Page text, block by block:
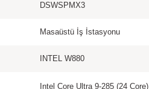
DSWSPMX3
Masaüstü İş İstasyonu
INTEL W880
Intel Core Ultra 9-285 (24 Core)